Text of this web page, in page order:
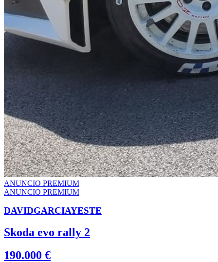
ANUNCIO PREMIUM
ANUNCIO PREMIUM
DAVIDGARCIAYESTE